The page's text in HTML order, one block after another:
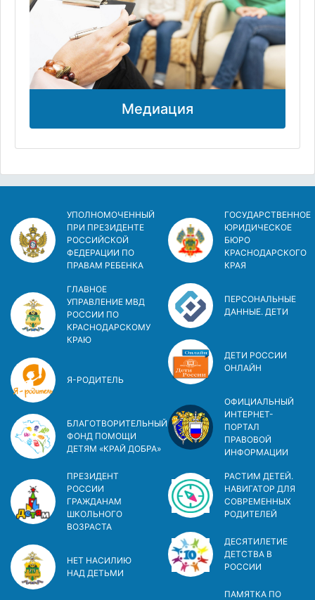
Медиация
УПОЛНОМОЧЕННЫЙ
ПРИ ПРЕЗИДЕНТЕ
РОССИЙСКОЙ
ФЕДЕРАЦИИ ПО
ПРАВАМ РЕБЕНКА
ГЛАВНОЕ
УПРАВЛЕНИЕ МВД
РОССИИ ПО
КРАСНОДАРСКОМУ
КРАЮ
Я-РОДИТЕЛЬ
БЛАГОТВОРИТЕЛЬНЫЙ
ФОНД ПОМОЩИ
ДЕТЯМ «КРАЙ ДОБРА»
ПРЕЗИДЕНТ
РОССИИ
ГРАЖДАНАМ
ШКОЛЬНОГО
ВОЗРАСТА
НЕТ НАСИЛИЮ
НАД ДЕТЬМИ
ГОСУДАРСТВЕННОЕ
ЮРИДИЧЕСКОЕ
БЮРО
КРАСНОДАРСКОГО
КРАЯ
ПЕРСОНАЛЬНЫЕ
ДАННЫЕ. ДЕТИ
ДЕТИ РОССИИ
ОНЛАЙН
ОФИЦИАЛЬНЫЙ
ИНТЕРНЕТ-
ПОРТАЛ
ПРАВОВОЙ
ИНФОРМАЦИИ
РАСТИМ ДЕТЕЙ.
НАВИГАТОР ДЛЯ
СОВРЕМЕННЫХ
РОДИТЕЛЕЙ
ДЕСЯТИЛЕТИЕ
ДЕТСТВА В
РОСCИИ
ПАМЯТКА ПО